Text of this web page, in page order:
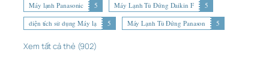
Máy lạnh Panasonic
5 Máy Lạnh Tủ Đứng Daikin F
5
diện tích sử dụng Máy lạ
5 Máy Lạnh Tủ Đứng Panason 5
Xem tất cả thẻ (902)